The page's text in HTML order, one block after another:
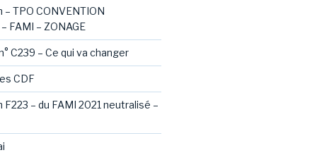
– TPO CONVENTION
FAMI – ZONAGE
C239 – Ce qui va changer
CDF
F223 – du FAMI 2021 neutralisé –